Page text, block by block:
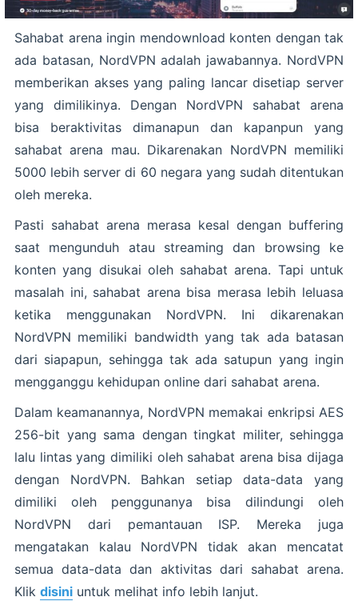
Sahabat arena ingin mendownload konten dengan tak
ada batasan, NordVPN adalah jawabannya. NordVPN
memberikan akses yang paling lancar disetiap server
yang dimilikinya. Dengan NordVPN sahabat arena
bisa beraktivitas dimanapun dan kapanpun yang
sahabat arena mau. Dikarenakan NordVPN memiliki
5000 lebih server di 60 negara yang sudah ditentukan
oleh mereka.
Pasti sahabat arena merasa kesal dengan buffering
saat mengunduh atau streaming dan browsing ke
konten yang disukai oleh sahabat arena. Tapi untuk
masalah ini, sahabat arena bisa merasa lebih leluasa
ketika menggunakan NordVPN. Ini dikarenakan
NordVPN memiliki bandwidth yang tak ada batasan
dari siapapun, sehingga tak ada satupun yang ingin
mengganggu kehidupan online dari sahabat arena.
Dalam keamanannya, NordVPN memakai enkripsi AES
256-bit yang sama dengan tingkat militer, sehingga
lalu lintas yang dimiliki oleh sahabat arena bisa dijaga
dengan NordVPN. Bahkan setiap data-data yang
dimiliki oleh penggunanya bisa dilindungi oleh
NordVPN dari pemantauan ISP. Mereka juga
mengatakan kalau NordVPN tidak akan mencatat
semua data-data dan aktivitas dari sahabat arena.
Klik disini untuk melihat info lebih lanjut.